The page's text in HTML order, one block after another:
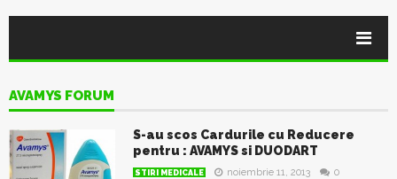
AVAMYS FORUM
S-au scos Cardurile cu Reducere
pentru : AVAMYS si DUODART
STIRI MEDICALE noiembrie 11, 2013 0